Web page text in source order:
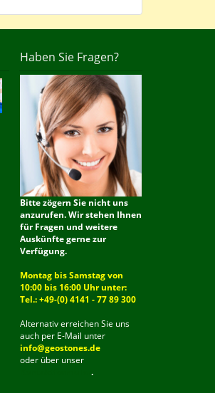
Haben Sie Fragen?
Bitte zögern Sie nicht uns
anzurufen. Wir stehen Ihnen
für Fragen und weitere
Auskünfte gerne zur
Verfügung.
Montag bis Samstag von
10:00 bis 16:00 Uhr unter:
Tel.: +49-(0) 4141 - 77 89 300
Alternativ erreichen Sie uns
auch per E-Mail unter
info@geostones.de
oder über unser
.